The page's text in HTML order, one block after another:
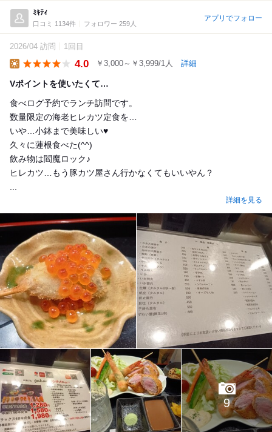
ﾐｷﾃｨ
口コミ 1134件 フォロワー 259人
アプリでフォロー
2026/04 訪問 1回目
4.0 ￥3,000～￥3,999/1人 詳細
Vポイントを使いたくて…
食べログ予約でランチ訪問です。
数量限定の海老ヒレカツ定食を…
いや…小鉢まで美味しい♥
久々に蓮根食べた(^^)
飲み物は閻魔ロック♪
ヒレカツ…もう豚カツ屋さん行かなくてもいいやん？
詳細を見る
9